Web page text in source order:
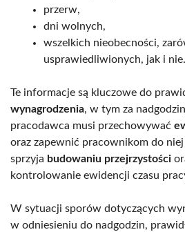
przerw,
dni wolnych,
wszelkich nieobecności,
usprawiedliwionych, jak i nie.
Te informacje są kluczowe do
wynagrodzenia, w tym za
pracodawca musi przechowywać
oraz zapewnić pracownikom do
sprzyja budowaniu przejrzystości
kontrolowanie ewidencji czasu
W sytuacji sporów dotyczących
w odniesieniu do nadgodzin,